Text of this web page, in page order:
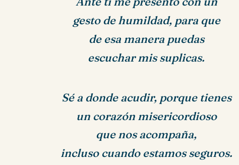
gesto de humildad, para que
de esa manera puedas
escuchar mis suplicas.
Sé a donde acudir, porque tienes
un corazón misericordioso
que nos acompaña,
incluso cuando estamos seguros.